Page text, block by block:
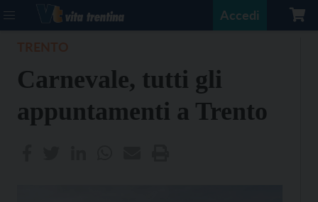
Accedi
Carnevale, tutti gli
appuntamenti a Trento